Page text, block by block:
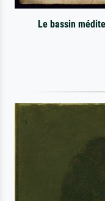
Le bassin